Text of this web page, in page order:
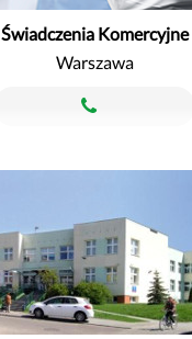
Świadczenia Komercyjne
Warszawa